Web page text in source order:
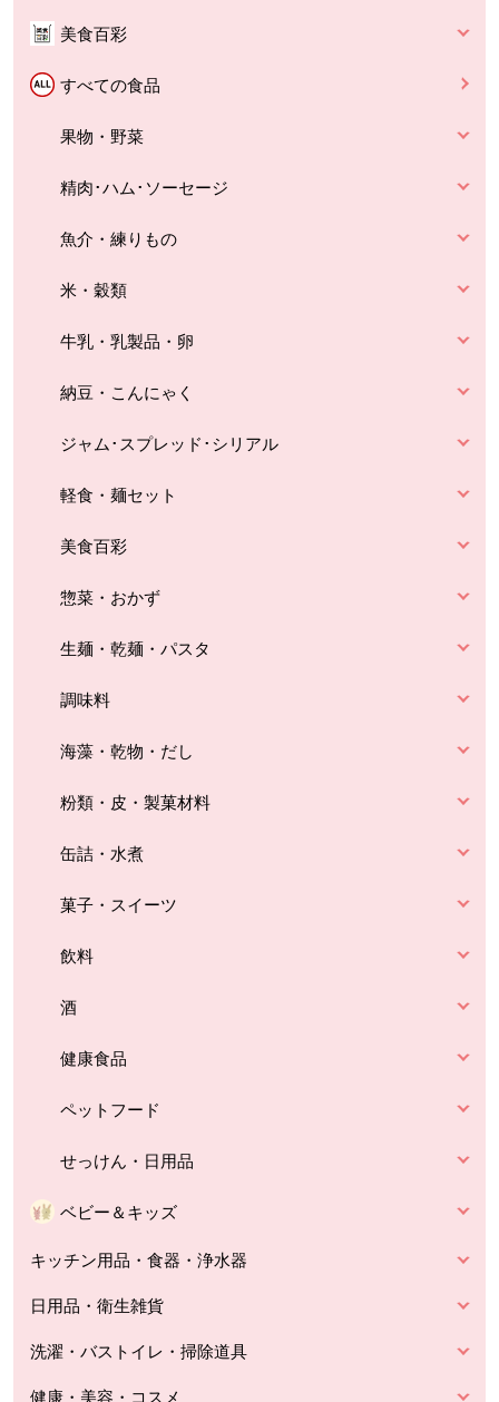
美食百彩
すべての食品
果物・野菜
精肉･ハム･ソーセージ
魚介・練りもの
米・穀類
牛乳・乳製品・卵
納豆・こんにゃく
ジャム･スプレッド･シリアル
軽食・麺セット
美食百彩
惣菜・おかず
生麺・乾麺・パスタ
調味料
海藻・乾物・だし
粉類・皮・製菓材料
缶詰・水煮
菓子・スイーツ
飲料
酒
健康食品
ペットフード
せっけん・日用品
ベビー＆キッズ
キッチン用品・食器・浄水器
日用品・衛生雑貨
洗濯・バストイレ・掃除道具
健康・美容・コスメ